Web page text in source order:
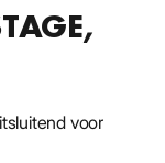
voor